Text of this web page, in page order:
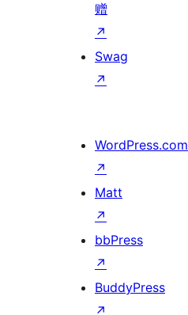
赠
↗
Swag
↗
WordPress.com
↗
Matt
↗
bbPress
↗
BuddyPress
↗